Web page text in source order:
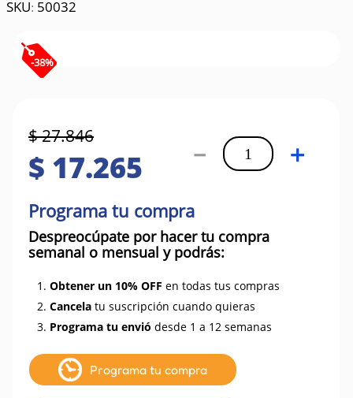
: 50032
-38%
$27.846
$ 17.265 ＋
－
Programa tu compra
Despreocúpate por hacer tu compra
semanal o mensual y podrás:
1. Obtener un 10% OFF en todas tus compras
2. Cancela tu suscripción cuando quieras
3. Programa tu envió desde 1 a 12 semanas
Programa tu compra